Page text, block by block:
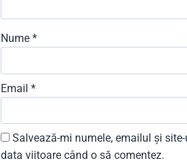
Nume*
Email*
Salvează-mi numele, emailul și
data viitoare când o să comentez.